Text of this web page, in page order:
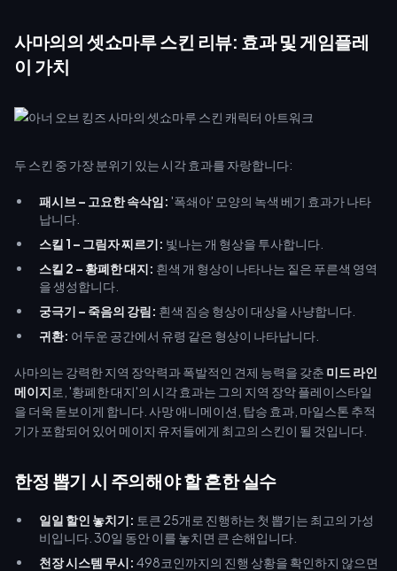
사마의의 셋쇼마루 스킨 리뷰: 효과 및 게임플레
이 가치
두 스킨 중 가장 분위기 있는 시각 효과를 자랑합니다:
패시브 – 고요한 속삭임: '폭쇄아' 모양의 녹색 베기 효과가 나타
납니다.
스킬 1 – 그림자 찌르기: 빛나는 개 형상을 투사합니다.
스킬 2 – 황폐한 대지: 흰색 개 형상이 나타나는 짙은 푸른색 영역
을 생성합니다.
궁극기 – 죽음의 강림: 흰색 짐승 형상이 대상을 사냥합니다.
귀환: 어두운 공간에서 유령 같은 형상이 나타납니다.
사마의는 강력한 지역 장악력과 폭발적인 견제 능력을 갖춘 미드 라인
메이지로, '황폐한 대지'의 시각 효과는 그의 지역 장악 플레이스타일
을 더욱 돋보이게 합니다. 사망 애니메이션, 탑승 효과, 마일스톤 추적
기가 포함되어 있어 메이지 유저들에게 최고의 스킨이 될 것입니다.
한정 뽑기 시 주의해야 할 흔한 실수
일일 할인 놓치기: 토큰 25개로 진행하는 첫 뽑기는 최고의 가성
비입니다. 30일 동안 이를 놓치면 큰 손해입니다.
천장 시스템 무시: 498코인까지의 진행 상황을 확인하지 않으면